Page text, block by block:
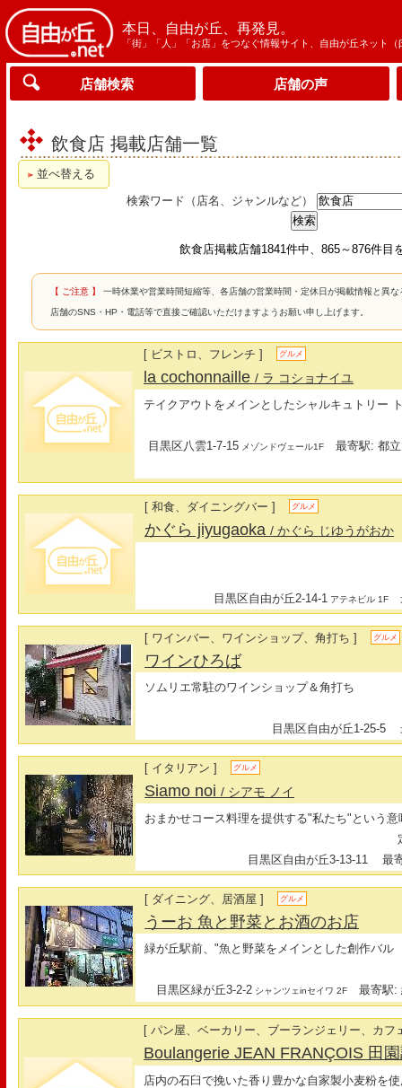
本日、自由が丘、再発見。
「街」「人」「お店」をつなぐ情報サイト、自由が丘ネット（
店舗検索 店舗の声
飲食店 掲載店舗一覧
並べ替える
検索ワード（店名、ジャンルなど）
飲食店掲載店舗1841件中、865～876件目
【 ご注意 】 一時休業や営業時間短縮等、各店舗の営業時間・定休日が掲載情報と異
店舗のSNS・HP・電話等で直接ご確認いただけますようお願い申し上げます。
[ ビストロ、フレンチ ] グルメ
la cochonnaille/ ラ コショナイユ
テイクアウトをメインとしたシャルキュトリー
目黒区八雲1-7-15 メゾンドヴェール1F 最寄駅: 都立
[ 和食、ダイニングバー ] グルメ
かぐら jiyugaoka/ かぐら じゆうがおか
目黒区自由が丘2-14-1 アテネビル 1F
[ ワインバー、ワインショップ、角打ち ] グルメ
ワインひろば
ソムリエ常駐のワインショップ＆角打ち
目黒区自由が丘1-25-5
[ イタリアン ] グルメ
Siamo noi/ シアモ ノイ
おまかせコース料理を提供する"私たち"という
目黒区自由が丘3-13-11
最
[ ダイニング、居酒屋 ] グルメ
うーお 魚と野菜とお酒のお店
緑が丘駅前、"魚と野菜をメインとした創作バル
目黒区緑が丘3-2-2 シャンツェinセイワ 2F 最寄駅:
[ パン屋、ベーカリー、ブーランジェリー、カフ
Boulangerie JEAN FRANÇOIS 田
店内の石臼で挽いた香り豊かな自家製小麦粉を